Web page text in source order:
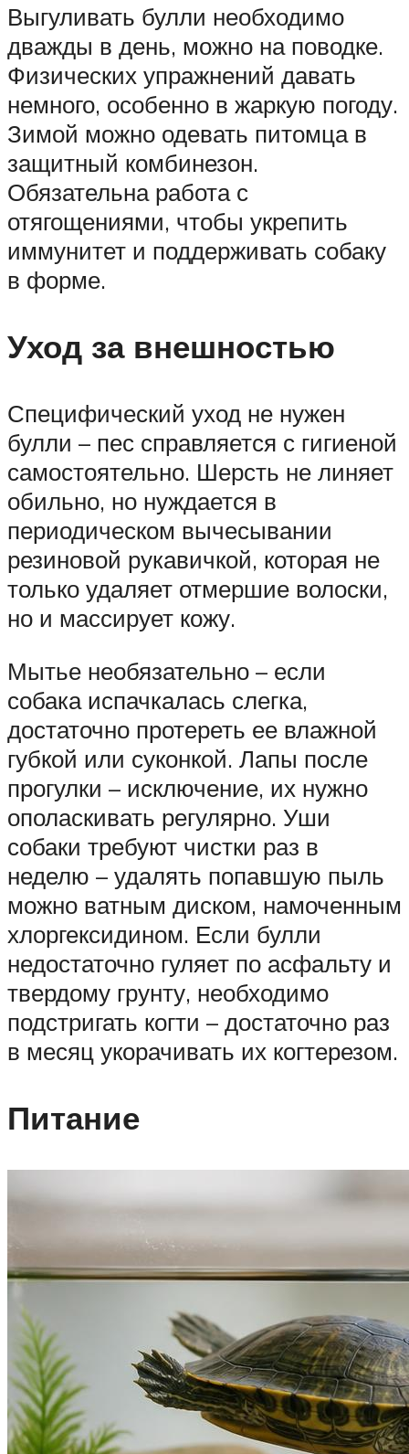
Выгуливать булли необходимо
дважды в день, можно на поводке.
Физических упражнений давать
немного, особенно в жаркую погоду.
Зимой можно одевать питомца в
защитный комбинезон.
Обязательна работа с
отягощениями, чтобы укрепить
иммунитет и поддерживать собаку
в форме.
Уход за внешностью
Специфический уход не нужен
булли – пес справляется с гигиеной
самостоятельно. Шерсть не линяет
обильно, но нуждается в
периодическом вычесывании
резиновой рукавичкой, которая не
только удаляет отмершие волоски,
но и массирует кожу.
Мытье необязательно – если
собака испачкалась слегка,
достаточно протереть ее влажной
губкой или суконкой. Лапы после
прогулки – исключение, их нужно
ополаскивать регулярно. Уши
собаки требуют чистки раз в
неделю – удалять попавшую пыль
можно ватным диском, намоченным
хлоргексидином. Если булли
недостаточно гуляет по асфальту и
твердому грунту, необходимо
подстригать когти – достаточно раз
в месяц укорачивать их когтерезом.
Питание